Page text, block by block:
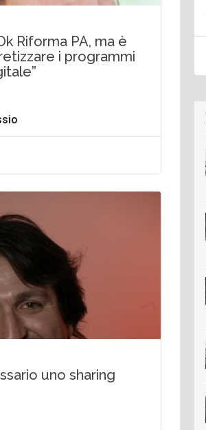
Riforma PA, ma è
i programmi
uno sharing